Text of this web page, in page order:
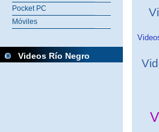
Pocket PC
Móviles
Videos Río Negro